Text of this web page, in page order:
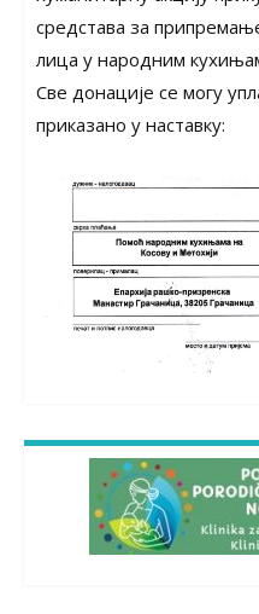
средстава за
лица у народним
Све донације се могу
приказано у наставку: